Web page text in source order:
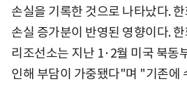
손실을 기록한 것으로 나타났다.
손실 증가분이 반영된 영향이다.
리조선소는 지난 1·2월 미국 북동
인해 부담이 가중됐다"며 "기존에